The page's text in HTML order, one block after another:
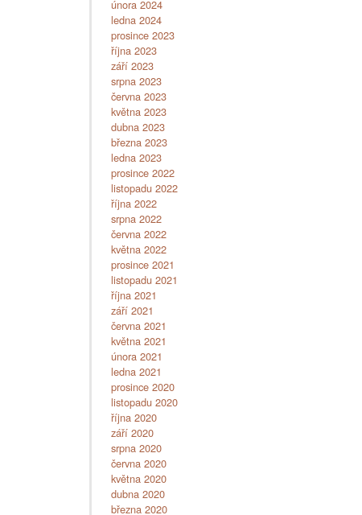
února 2024
ledna 2024
prosince 2023
října 2023
září 2023
srpna 2023
června 2023
května 2023
dubna 2023
března 2023
ledna 2023
prosince 2022
listopadu 2022
října 2022
srpna 2022
června 2022
května 2022
prosince 2021
listopadu 2021
října 2021
září 2021
června 2021
května 2021
února 2021
ledna 2021
prosince 2020
listopadu 2020
října 2020
září 2020
srpna 2020
června 2020
května 2020
dubna 2020
března 2020